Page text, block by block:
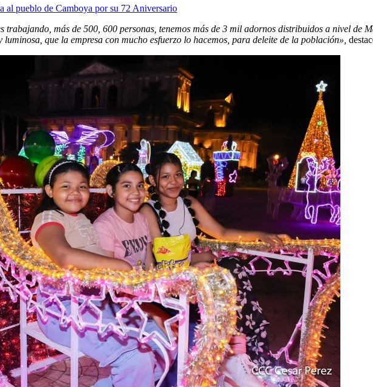
al pueblo de Camboya por su 72 Aniversario
trabajando, más de 500, 600 personas, tenemos más de 3 mil adornos distribuidos a nivel de
que la empresa con mucho esfuerzo lo hacemos, para deleite de la población»,